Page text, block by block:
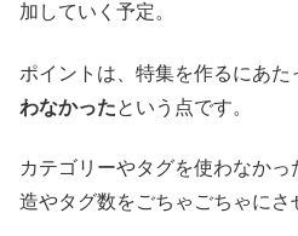
加していく予定。
ポイントは、特集を作るにあた
わなかったという点です。
カテゴリーやタグを使わなか
造やタグ数をごちゃごちゃにさ